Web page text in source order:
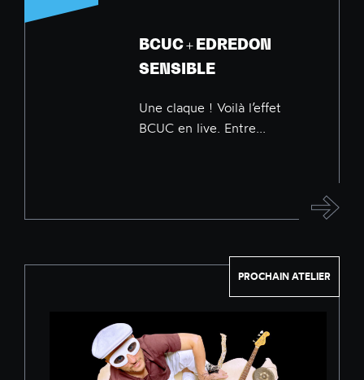
BCUC + EDREDON
SENSIBLE
Une claque ! Voilà l’effet
BCUC en live. Entre...
PROCHAIN ATELIER